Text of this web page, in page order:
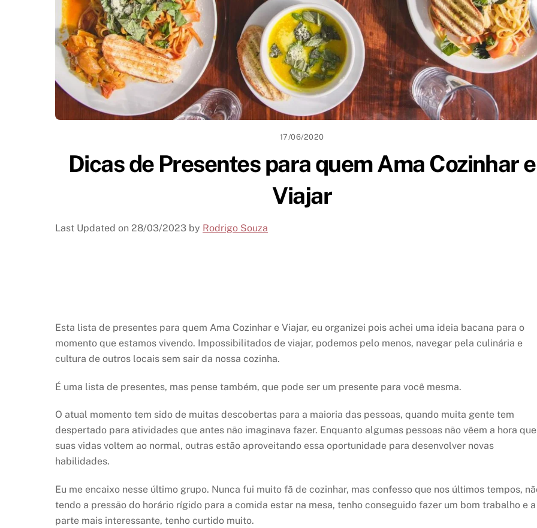
17/06/2020
Dicas de Presentes para quem Ama Cozinhar e
Viajar
Last Updated on 28/03/2023 by Rodrigo Souza
Esta lista de presentes para quem Ama Cozinhar e Viajar, eu organizei pois achei uma ideia bacana para o
momento que estamos vivendo. Impossibilitados de viajar, podemos pelo menos, navegar pela culinária e
cultura de outros locais sem sair da nossa cozinha.
É uma lista de presentes, mas pense também, que pode ser um presente para você mesma.
O atual momento tem sido de muitas descobertas para a maioria das pessoas, quando muita gente tem
despertado para atividades que antes não imaginava fazer. Enquanto algumas pessoas não vêem a hora que
suas vidas voltem ao normal, outras estão aproveitando essa oportunidade para desenvolver novas
habilidades.
Eu me encaixo nesse último grupo. Nunca fui muito fã de cozinhar, mas confesso que nos últimos tempos,
tendo a pressão do horário rígido para a comida estar na mesa, tenho conseguido fazer um bom trabalho e a
parte mais interessante, tenho curtido muito.